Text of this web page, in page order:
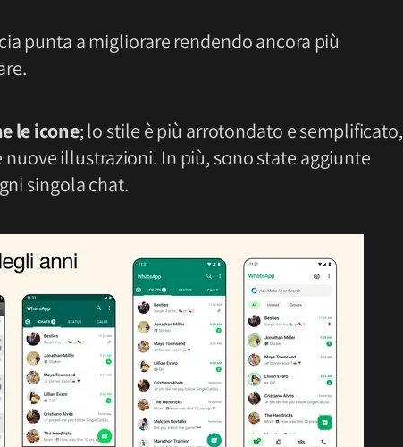
punta a migliorare rendendo ancora più
le icone; lo stile è più arrotondato e semplificato,
illustrazioni. In più, sono state aggiunte
singola chat.